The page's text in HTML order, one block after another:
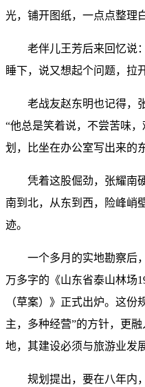
光，铺开图纸，一点点整理
老伴儿王芳后来回忆说
睡下，说又想起个问题，拉
老战友赵东明也记得，
“他总是笑着说，不尝苦味
划，比坐在办公室写出来的
凭着这股倔劲，张耀南
南到北，从东到西，险峰峭
迹。
一个多月的实地勘察后
万多字的《山东省泰山林场
（草案）》正式出炉。这份
主，多种经营”的方针，更
地，其建设必须与旅游业发
规划提出，要在八年内